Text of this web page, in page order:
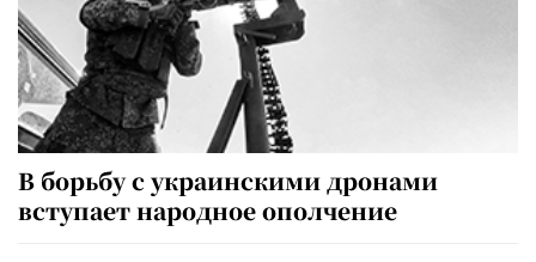
В борьбу с украинскими дронами
вступает народное ополчение